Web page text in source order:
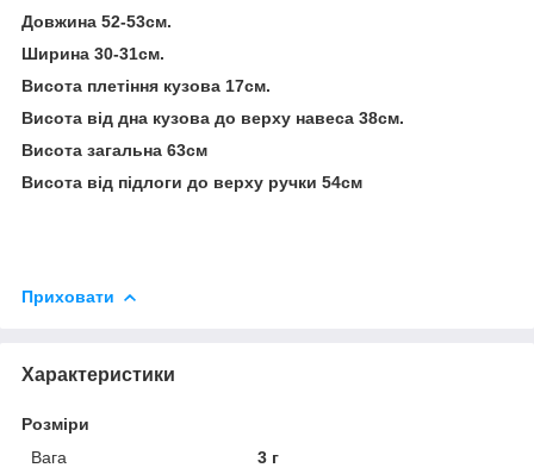
Довжина 52-53см.
Ширина 30-31см.
Висота плетіння кузова 17см.
Висота від дна кузова до верху навеса 38см.
Висота загальна 63см
Висота від підлоги до верху ручки 54см
Приховати
Характеристики
Розміри
Вага
3 г